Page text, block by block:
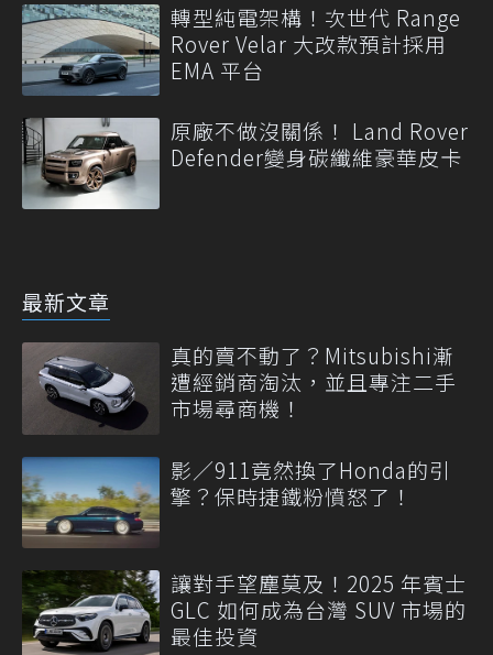
轉型純電架構！次世代 Range
Rover Velar 大改款預計採用
EMA 平台
原廠不做沒關係！ Land Rover
Defender變身碳纖維豪華皮卡
最新文章
真的賣不動了？Mitsubishi漸
遭經銷商淘汰，並且專注二手
市場尋商機！
影／911竟然換了Honda的引
擎？保時捷鐵粉憤怒了！
讓對手望塵莫及！2025 年賓士
GLC 如何成為台灣 SUV 市場的
最佳投資